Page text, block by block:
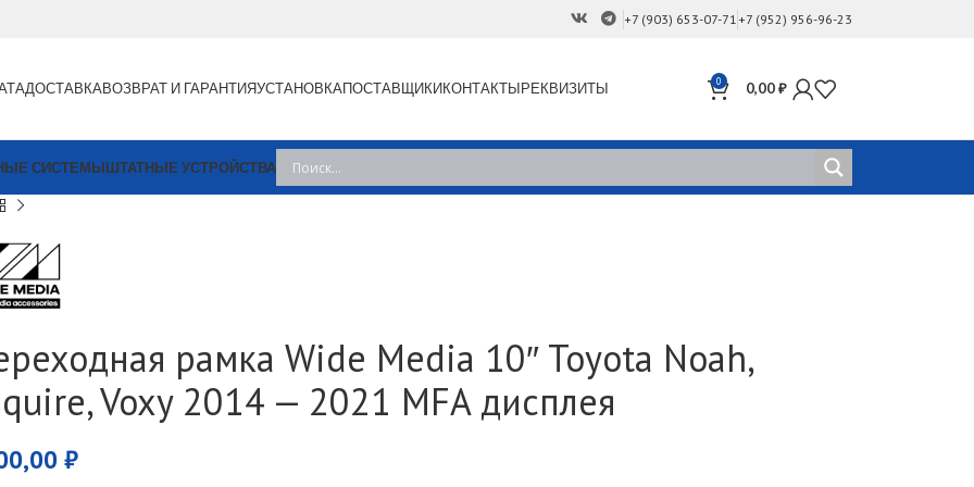
+7 (903) 653-07-71 +7 (952) 956-96-23
ДОСТАВКАВОЗВРАТ И ГАРАНТИЯУСТАНОВКАПОСТАВЩИКИКОНТАКТЫРЕКВИЗИТЫ 0 0,00₽
СИСТЕМЫШТАТНЫЕ УСТРОЙСТВА
рамка Wide Media 10″ Toyota Noah,
Voxy 2014 — 2021 MFA дисплея
₽